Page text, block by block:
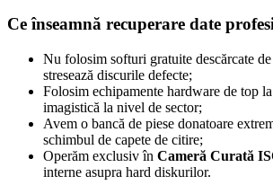
Ce înseamnă recuperare date
Nu folosim softuri gratuite descărcate
stresează discurile defecte;
Folosim echipamente hardware de top
imagistică la nivel de sector;
Avem o bancă de piese donatoare
schimbul de capete de citire;
Operăm exclusiv în Cameră Curată
interne asupra hard diskurilor.